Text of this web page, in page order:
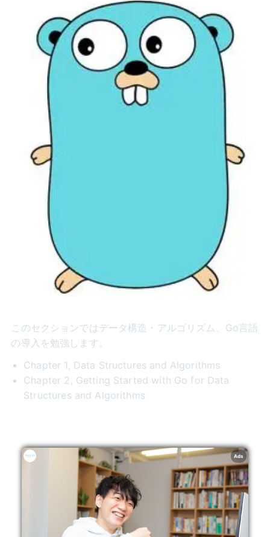
このセクションではデータ構造・アルゴリズム、Go言語
の導入を勉強します。
Chapter 1, Data Structures and Algorithms
Chapter 2, Getting Started with Go for Data
Structures and Algorithms
Ads